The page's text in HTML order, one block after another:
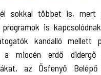
sokkal többet is, mert
is
kandalló mellett
a miocén erdő
az Ősfenyő Belépő